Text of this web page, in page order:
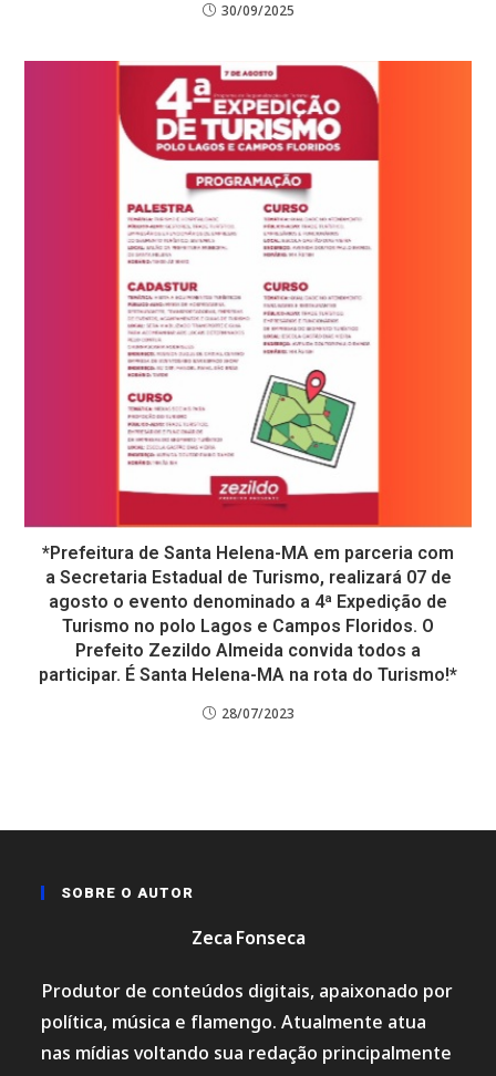
30/09/2025
*Prefeitura de Santa Helena-MA em parceria com
a Secretaria Estadual de Turismo, realizará 07 de
agosto o evento denominado a 4ª Expedição de
Turismo no polo Lagos e Campos Floridos. O
Prefeito Zezildo Almeida convida todos a
participar. É Santa Helena-MA na rota do Turismo!*
28/07/2023
SOBRE O AUTOR
Zeca Fonseca
Produtor de conteúdos digitais, apaixonado por
política, música e flamengo. Atualmente atua
nas mídias voltando sua redação principalmente